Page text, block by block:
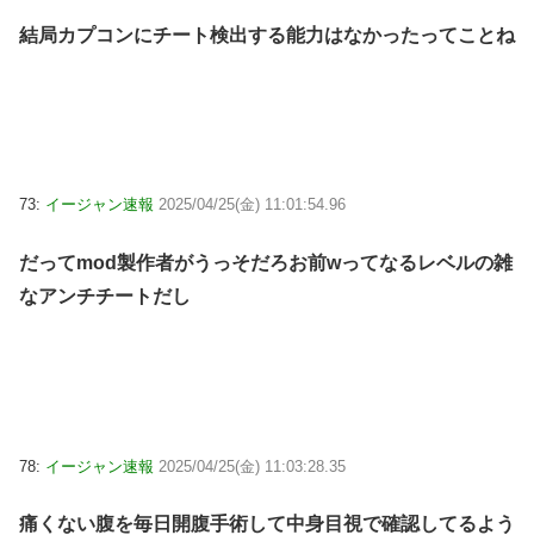
結局カプコンにチート検出する能力はなかったってことね
73: イージャン速報 2025/04/25(金) 11:01:54.96
だってmod製作者がうっそだろお前wってなるレベルの雑
なアンチチートだし
78: イージャン速報 2025/04/25(金) 11:03:28.35
痛くない腹を毎日開腹手術して中身目視で確認してるよう